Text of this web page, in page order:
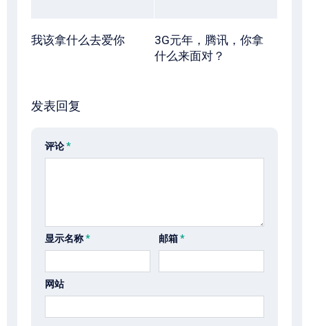
我该拿什么去爱你
3G元年，腾讯，你拿
什么来面对？
发表回复
评论*
显示名称* 邮箱*
网站